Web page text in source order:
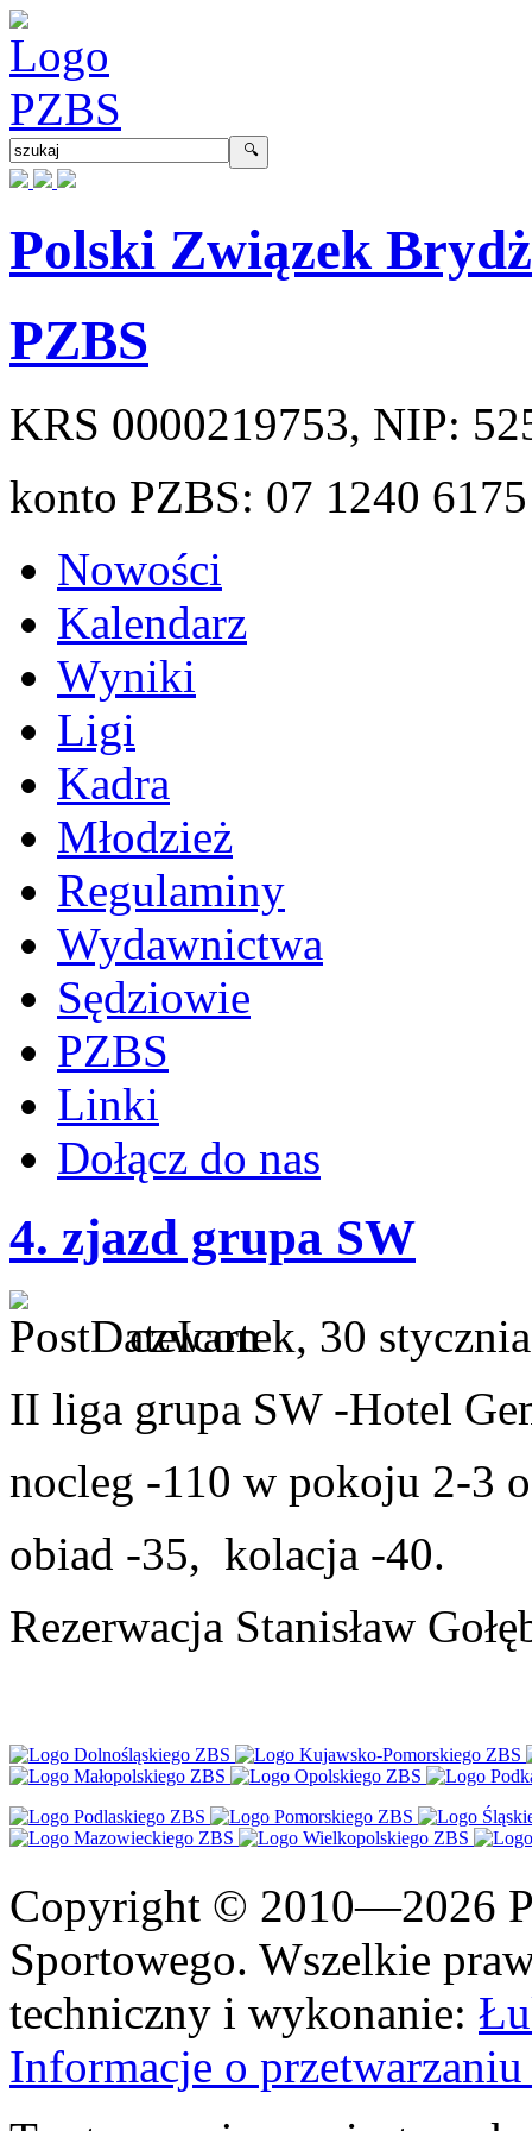
Polski Związek
PZBS
KRS 0000219753, NIP:
konto PZBS: 07 1240
Nowości
Kalendarz
Wyniki
Ligi
Kadra
Młodzież
Regulaminy
Wydawnictwa
Sędziowie
PZBS
Linki
Dołącz do nas
4. zjazd grupa SW
czwartek, 30
II liga grupa SW -Hotel
nocleg -110 w pokoju 2-3
obiad -35, kolacja -40.
Rezerwacja Stanisław
Copyright © 2010—2026
Sportowego. Wszelkie
techniczny i wykonanie:
Informacje o